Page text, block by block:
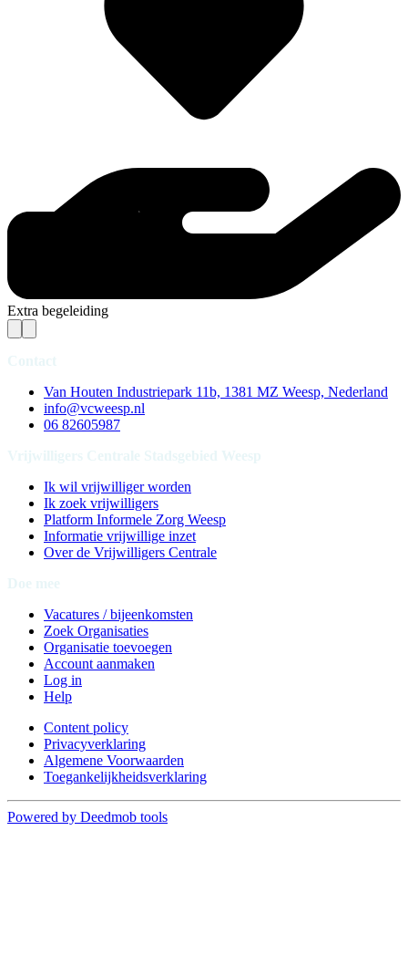
Extra begeleiding
Van Houten Industriepark 11b, 1381 MZ Weesp, Nederland
info@vcweesp.nl
06 82605987
Ik wil vrijwilliger worden
Ik zoek vrijwilligers
Platform Informele Zorg Weesp
Informatie vrijwillige inzet
Over de Vrijwilligers Centrale
Vacatures / bijeenkomsten
Zoek Organisaties
Organisatie toevoegen
Account aanmaken
Log in
Help
Content policy
Privacyverklaring
Algemene Voorwaarden
Toegankelijkheidsverklaring
Powered by Deedmob tools